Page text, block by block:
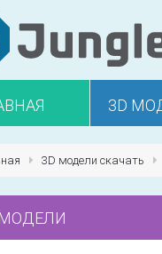
3D
3D модели скачать
МОДЕЛИ